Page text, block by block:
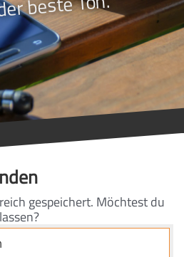
gespeichert. Möchtest du